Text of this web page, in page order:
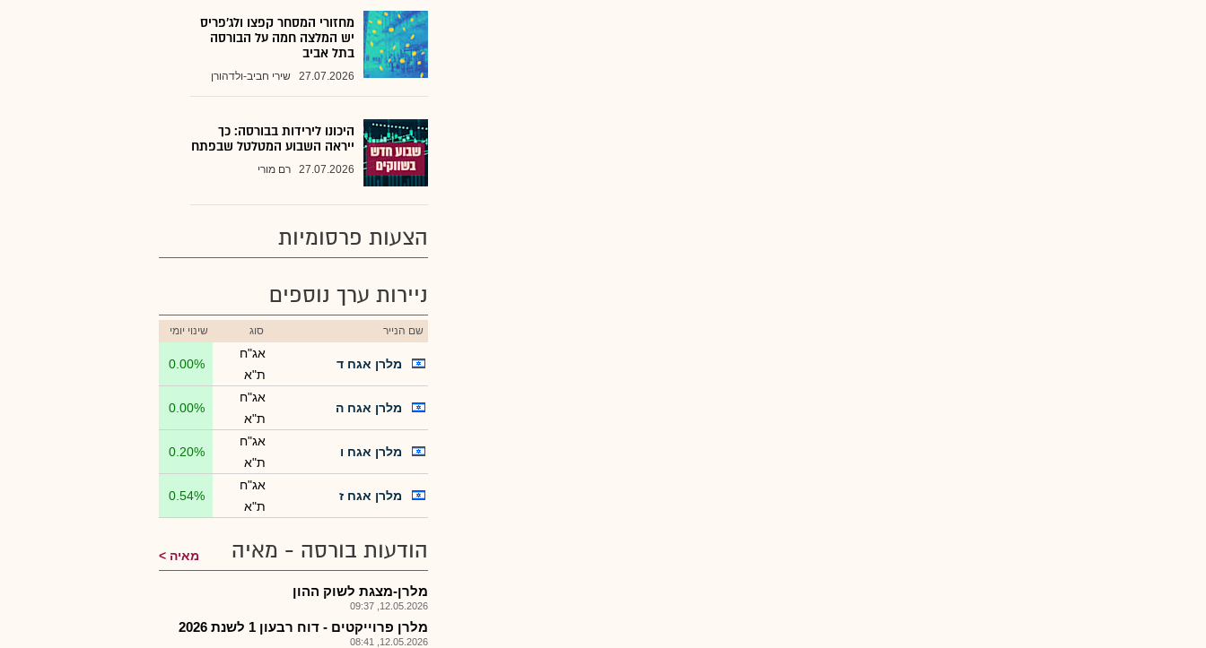
מחזורי המסחר קפצו ולג'פריס
יש המלצה חמה על הבורסה
בתל אביב
27.07.2026 שירי חביב-ולדהורן
היכונו לירידות בבורסה: כך
ייראה השבוע המטלטל שבפתח
27.07.2026 רם מורי
הצעות פרסומיות
ניירות ערך נוספים
שם הנייר סוג שינוי יומי
מלרן אגח ד
אג"ח
ת"א
0.00%
מלרן אגח ה
אג"ח
ת"א
0.00%
מלרן אגח ו
אג"ח
ת"א
0.20%
מלרן אגח ז
אג"ח
ת"א
0.54%
הודעות בורסה - מאיה מאיה
מלרן-מצגת לשוק ההון
12.05.2026, 09:37
מלרן פרוייקטים - דוח רבעון 1 לשנת 2026
12.05.2026, 08:41